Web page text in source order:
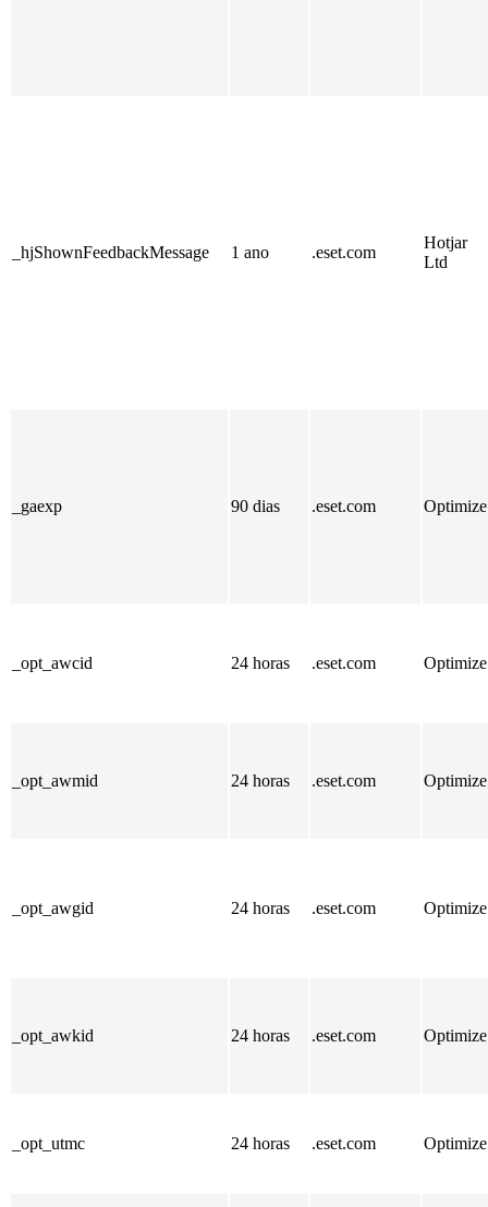
_hjShownFeedbackMessage 1 ano .eset.com
Hotjar
Ltd
_gaexp 90 dias .eset.com Optimize
_opt_awcid 24 horas .eset.com Optimize
_opt_awmid 24 horas .eset.com Optimize
_opt_awgid 24 horas .eset.com Optimize
_opt_awkid 24 horas .eset.com Optimize
_opt_utmc 24 horas .eset.com Optimize